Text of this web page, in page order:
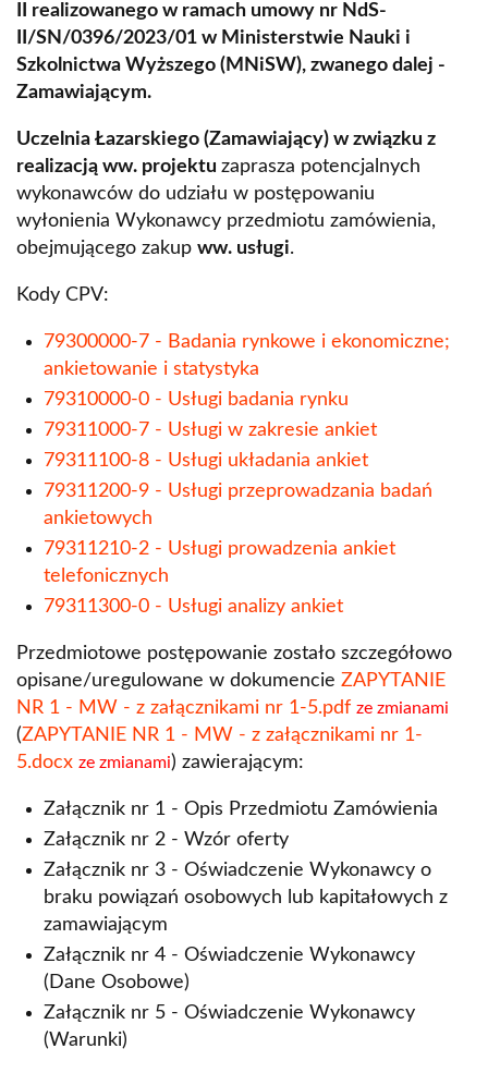
II realizowanego w ramach umowy nr NdS-
II/SN/0396/2023/01 w Ministerstwie Nauki i
Szkolnictwa Wyższego (MNiSW), zwanego dalej -
Zamawiającym.
Uczelnia Łazarskiego (Zamawiający) w związku z
realizacją ww. projektu zaprasza potencjalnych
wykonawców do udziału w postępowaniu
wyłonienia Wykonawcy przedmiotu zamówienia,
obejmującego zakup ww. usługi.
Kody CPV:
79300000-7 - Badania rynkowe i ekonomiczne;
ankietowanie i statystyka
79310000-0 - Usługi badania rynku
79311000-7 - Usługi w zakresie ankiet
79311100-8 - Usługi układania ankiet
79311200-9 - Usługi przeprowadzania badań
ankietowych
79311210-2 - Usługi prowadzenia ankiet
telefonicznych
79311300-0 - Usługi analizy ankiet
Przedmiotowe postępowanie zostało szczegółowo
opisane/uregulowane w dokumencie ZAPYTANIE
NR 1 - MW - z załącznikami nr 1-5.pdf ze zmianami
(ZAPYTANIE NR 1 - MW - z załącznikami nr 1-
5.docx ze zmianami) zawierającym:
Załącznik nr 1 - Opis Przedmiotu Zamówienia
Załącznik nr 2 - Wzór oferty
Załącznik nr 3 - Oświadczenie Wykonawcy o
braku powiązań osobowych lub kapitałowych z
zamawiającym
Załącznik nr 4 - Oświadczenie Wykonawcy
(Dane Osobowe)
Załącznik nr 5 - Oświadczenie Wykonawcy
(Warunki)